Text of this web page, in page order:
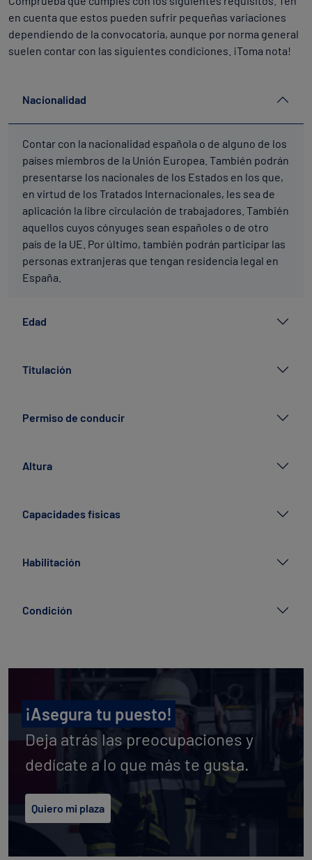
en cuenta que estos pueden sufrir pequeñas variaciones
dependiendo de la convocatoria, aunque por norma general
suelen contar con las siguientes condiciones. ¡Toma nota!
Nacionalidad
Contar con la nacionalidad española o de alguno de los
países miembros de la Unión Europea. También podrán
presentarse los nacionales de los Estados en los que,
en virtud de los Tratados Internacionales, les sea de
aplicación la libre circulación de trabajadores. También
aquellos cuyos cónyuges sean españoles o de otro
país de la UE. Por último, también podrán participar las
personas extranjeras que tengan residencia legal en
España.
Edad
Titulación
Permiso de conducir
Altura
Capacidades físicas
Habilitación
Condición
¡Asegura tu puesto!
Deja atrás las preocupaciones y
dedícate a lo que más te gusta.
Quiero mi plaza